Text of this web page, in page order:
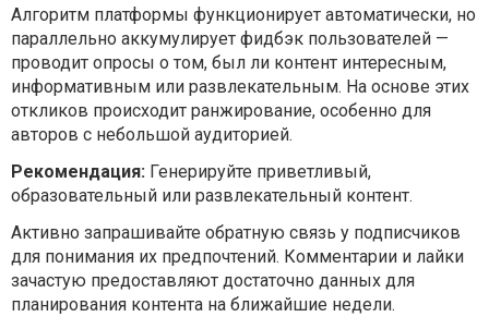
Алгоритм платформы функционирует автоматически, но
параллельно аккумулирует фидбэк пользователей —
проводит опросы о том, был ли контент интересным,
информативным или развлекательным. На основе этих
откликов происходит ранжирование, особенно для
авторов с небольшой аудиторией.
Рекомендация: Генерируйте приветливый,
образовательный или развлекательный контент.
Активно запрашивайте обратную связь у подписчиков
для понимания их предпочтений. Комментарии и лайки
зачастую предоставляют достаточно данных для
планирования контента на ближайшие недели.